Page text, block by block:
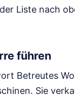
Liste nach
führen
Betreutes
Sie